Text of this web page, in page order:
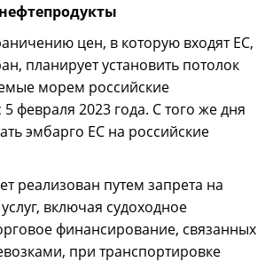
цен, в которую входят ЕС,
планирует установить потолок
морем российские
февраля 2023 года. С того же дня
эмбарго ЕС на российские
реализован путем запрета на
включая судоходное
финансирование, связанных
при транспортировке